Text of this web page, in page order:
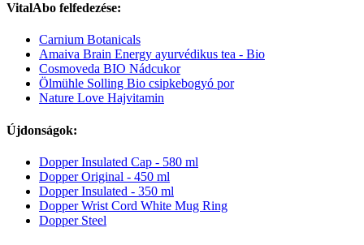
VitalAbo felfedezése:
Carnium Botanicals
Amaiva Brain Energy ayurvédikus tea - Bio
Cosmoveda BIO Nádcukor
Ölmühle Solling Bio csipkebogyó por
Nature Love Hajvitamin
Újdonságok:
Dopper Insulated Cap - 580 ml
Dopper Original - 450 ml
Dopper Insulated - 350 ml
Dopper Wrist Cord White Mug Ring
Dopper Steel